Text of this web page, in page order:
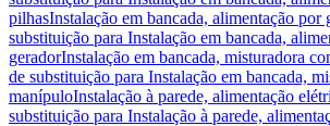
pilhasInstalação em bancada, alimentação por
substituição para Instalação em bancada,
geradorInstalação em bancada, misturadora
de substituição para Instalação em bancada,
manípuloInstalação à parede, alimentação
substituição para Instalação à parede,